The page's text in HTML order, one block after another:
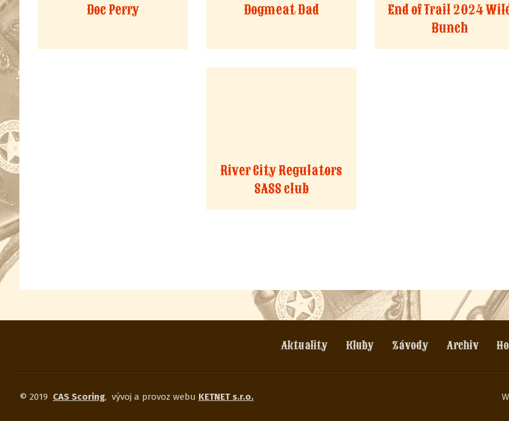
Doc Perry Dogmeat Dad
End of Trail 2024
Bunch
River City Regulators
SASS club
Aktuality Kluby Závody Archiv
© 2019 CAS Scoring, vývoj a provoz webu KETNET s.r.o.